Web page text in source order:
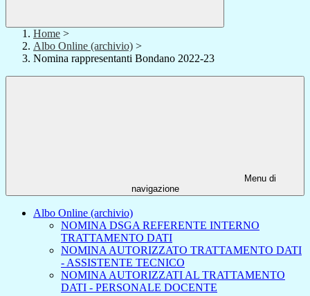
Home >
Albo Online (archivio) >
Nomina rappresentanti Bondano 2022-23
Menu di
navigazione
Albo Online (archivio)
NOMINA DSGA REFERENTE INTERNO
TRATTAMENTO DATI
NOMINA AUTORIZZATO TRATTAMENTO DATI
- ASSISTENTE TECNICO
NOMINA AUTORIZZATI AL TRATTAMENTO
DATI - PERSONALE DOCENTE